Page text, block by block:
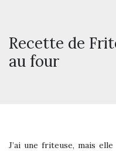
Recette de
au four
J’ai une friteuse, mais